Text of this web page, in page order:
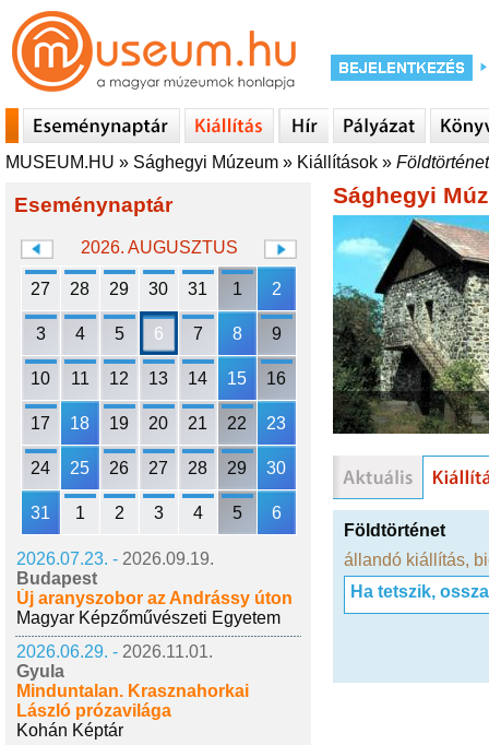
MUSEUM.HU » Sághegyi Múzeum » Kiállítások » Földtörténet
Eseménynaptár
2026. AUGUSZTUS
27 28 29 30 31 1 2
3 4 5 6 7 8 9
10 11 12 13 14 15 16
17 18 19 20 21 22 23
24 25 26 27 28 29 30
31 1 2 3 4 5 6
2026.07.23. - 2026.09.19.
Budapest
Új aranyszobor az Andrássy úton
Magyar Képzőművészeti Egyetem
2026.06.29. - 2026.11.01.
Gyula
Minduntalan. Krasznahorkai
László prózavilága
Kohán Képtár
Sághegyi
Földtörténet
állandó kiállítás,
Ha tetszik,